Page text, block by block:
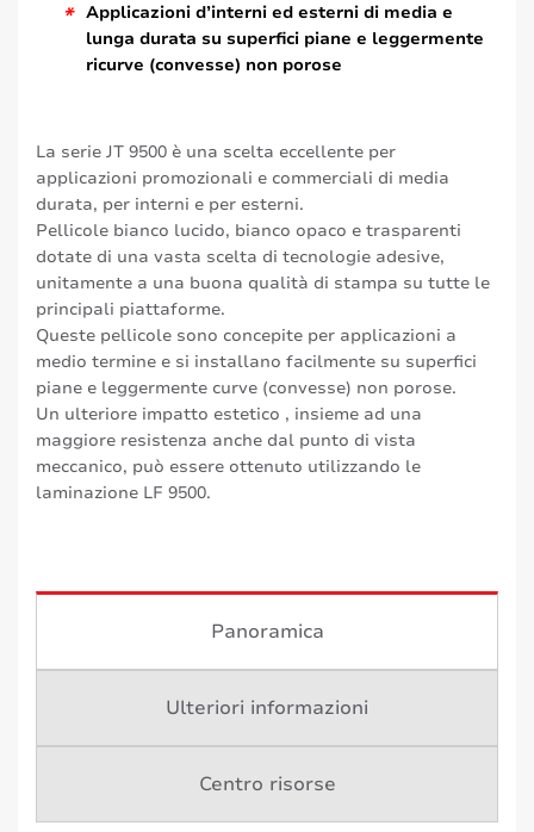
* Applicazioni d’interni ed esterni di media e
lunga durata su superfici piane e leggermente
ricurve (convesse) non porose
La serie JT 9500 è una scelta eccellente per
applicazioni promozionali e commerciali di media
durata, per interni e per esterni.
Pellicole bianco lucido, bianco opaco e trasparenti
dotate di una vasta scelta di tecnologie adesive,
unitamente a una buona qualità di stampa su tutte le
principali piattaforme.
Queste pellicole sono concepite per applicazioni a
medio termine e si installano facilmente su superfici
piane e leggermente curve (convesse) non porose.
Un ulteriore impatto estetico , insieme ad una
maggiore resistenza anche dal punto di vista
meccanico, può essere ottenuto utilizzando le
laminazione LF 9500.
Panoramica
Ulteriori informazioni
Centro risorse